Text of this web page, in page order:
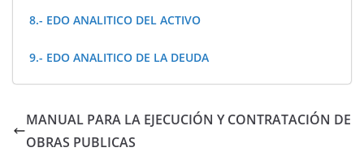
8.- EDO ANALITICO DEL ACTIVO
9.- EDO ANALITICO DE LA DEUDA
MANUAL PARA LA EJECUCIÓN Y CONTRATACIÓN DE
OBRAS PUBLICAS